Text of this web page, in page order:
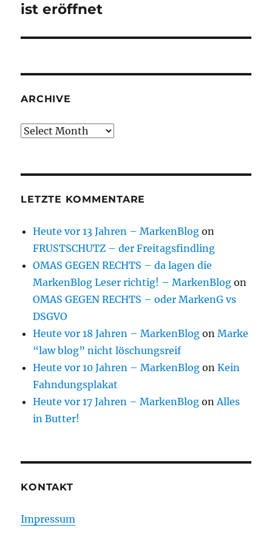
ist eröffnet
ARCHIVE
Archive
LETZTE KOMMENTARE
Heute vor 13 Jahren – MarkenBlog on
FRUSTSCHUTZ – der Freitagsfindling
OMAS GEGEN RECHTS – da lagen die
MarkenBlog Leser richtig! – MarkenBlog on
OMAS GEGEN RECHTS – oder MarkenG vs
DSGVO
Heute vor 18 Jahren – MarkenBlog onMarke
“law blog” nicht löschungsreif
Heute vor 10 Jahren – MarkenBlog onKein
Fahndungsplakat
Heute vor 17 Jahren – MarkenBlog onAlles
in Butter!
KONTAKT
Impressum